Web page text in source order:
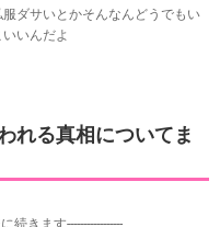
ダサいとかそんなんどうでもい
いんだよ
れる真相についてま
続きます-----------------